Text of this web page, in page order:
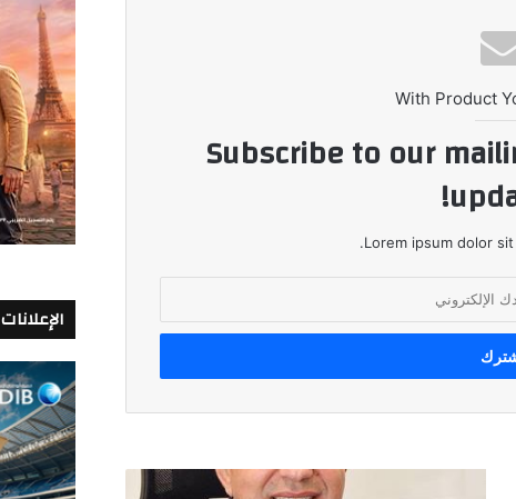
With Product
Subscribe to our
Lorem ipsum dolor
الإعلانات